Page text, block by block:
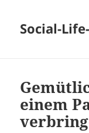
Social-
einem